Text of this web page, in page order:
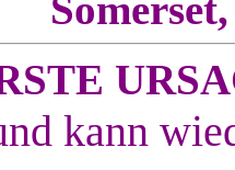
kann